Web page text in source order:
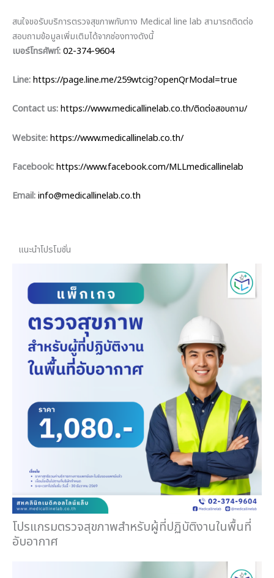
สนใจขอรับบริการตรวจสุขภาพกับทาง Medical line lab สามารถติดต่อ
สอบถามข้อมูลเพิ่มเติมได้จากช่องทางดังนี้
เบอร์โทรศัพท์:02-374-9604
Line:https://page.line.me/259wtcig?openQrModal=true
Contact us:https://www.medicallinelab.co.th/ติดต่อสอบถาม/
Website:https://www.medicallinelab.co.th/
Facebook:https://www.facebook.com/MLLmedicallinelab
Email:info@medicallinelab.co.th
แนะนำโปรโมชั่น
โปรแกรมตรวจสุขภาพสำหรับผู้ที่ปฏิบัติงานในพื้นที่
อับอากาศ